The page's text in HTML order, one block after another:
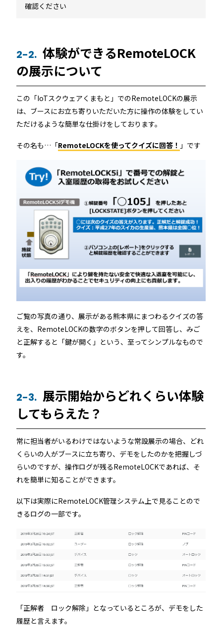
確認ください
2-2. 体験ができるRemoteLOCK
の展示について
この「IoTスクウェアくまもと」でのRemoteLOCKの展示
は、ブースにお立ち寄りいただいた方に操作の体験をしてい
ただけるような簡単な仕掛けをしております。
その名も…「RemoteLOCKを使ってクイズに回答！ 」です
ご覧の写真の通り、展示がある熊本県にまつわるクイズの答
えを、RemoteLOCKの数字のボタンを押して回答し、みご
と正解すると「鍵が開く」という、至ってシンプルなもので
す。
2-3. 展示開始からどれくらい体験
してもらえた？
常に担当者がいるわけではないような常設展示の場合、どれ
くらいの人がブースに立ち寄り、デモをしたのかを把握しづ
らいのですが、操作ログが残るRemoteLOCKであれば、そ
れを簡単に知ることができます。
以下は実際にRemoteLOCK管理システム上で見ることので
きるログの一部です。
「正解者 ロック解除」となっているところが、デモをした
履歴と言えます。